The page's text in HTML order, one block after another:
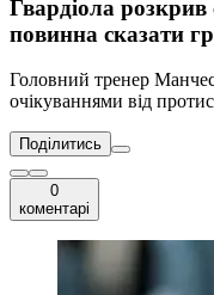
Гвардіола
повинна сказати
Головний тренер
очікуваннями від
Поділитись
0
коментарі